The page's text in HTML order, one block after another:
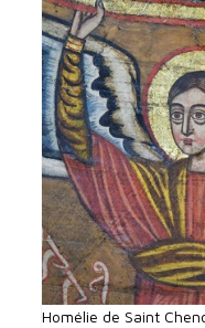
Homélie de Saint